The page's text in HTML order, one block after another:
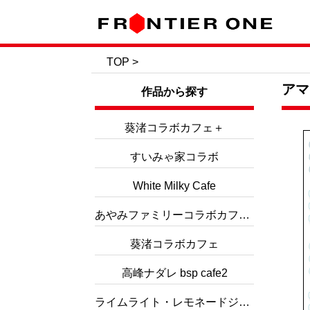
TOP >
ア
作品から探す
葵渚コラボカフェ＋
すいみゃ家コラボ
White Milky Cafe
あやみファミリーコラボカフェ３
葵渚コラボカフェ
高峰ナダレ bsp cafe2
ライムライト・レモネードジャムコラボ